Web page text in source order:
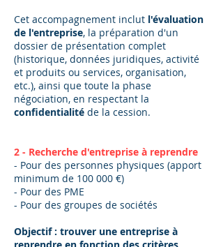
Cet accompagnement inclut l'évaluation
de l'entreprise, la préparation d'un
dossier de présentation complet
(historique, données juridiques, activité
et produits ou services, organisation,
etc.), ainsi que toute la phase
négociation, en respectant la
confidentialité de la cession.
2 - Recherche d'entreprise à reprendre
- Pour des personnes physiques (apport
minimum de 100 000 €)
- Pour des PME
- Pour des groupes de sociétés
Objectif : trouver une entreprise à